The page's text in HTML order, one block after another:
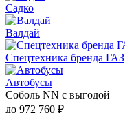
Садко
Валдай
Спецтехника бренда ГАЗ
Автобусы
Соболь NN с выгодой
до 972 760 ₽